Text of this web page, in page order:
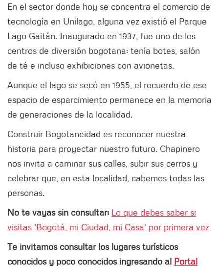
En el sector donde hoy se concentra el comercio de
tecnología en Unilago, alguna vez existió el Parque
Lago Gaitán. Inaugurado en 1937, fue uno de los
centros de diversión bogotana: tenía botes, salón
de té e incluso exhibiciones con avionetas.
Aunque el lago se secó en 1955, el recuerdo de ese
espacio de esparcimiento permanece en la memoria
de generaciones de la localidad.
Construir Bogotaneidad es reconocer nuestra
historia para proyectar nuestro futuro. Chapinero
nos invita a caminar sus calles, subir sus cerros y
celebrar que, en esta localidad, cabemos todas las
personas.
No te vayas sin consultar: Lo que debes saber si
visitas 'Bogotá, mi Ciudad, mi Casa' por primera vez
Te invitamos consultar los lugares turísticos
conocidos y poco conocidos ingresando al Portal